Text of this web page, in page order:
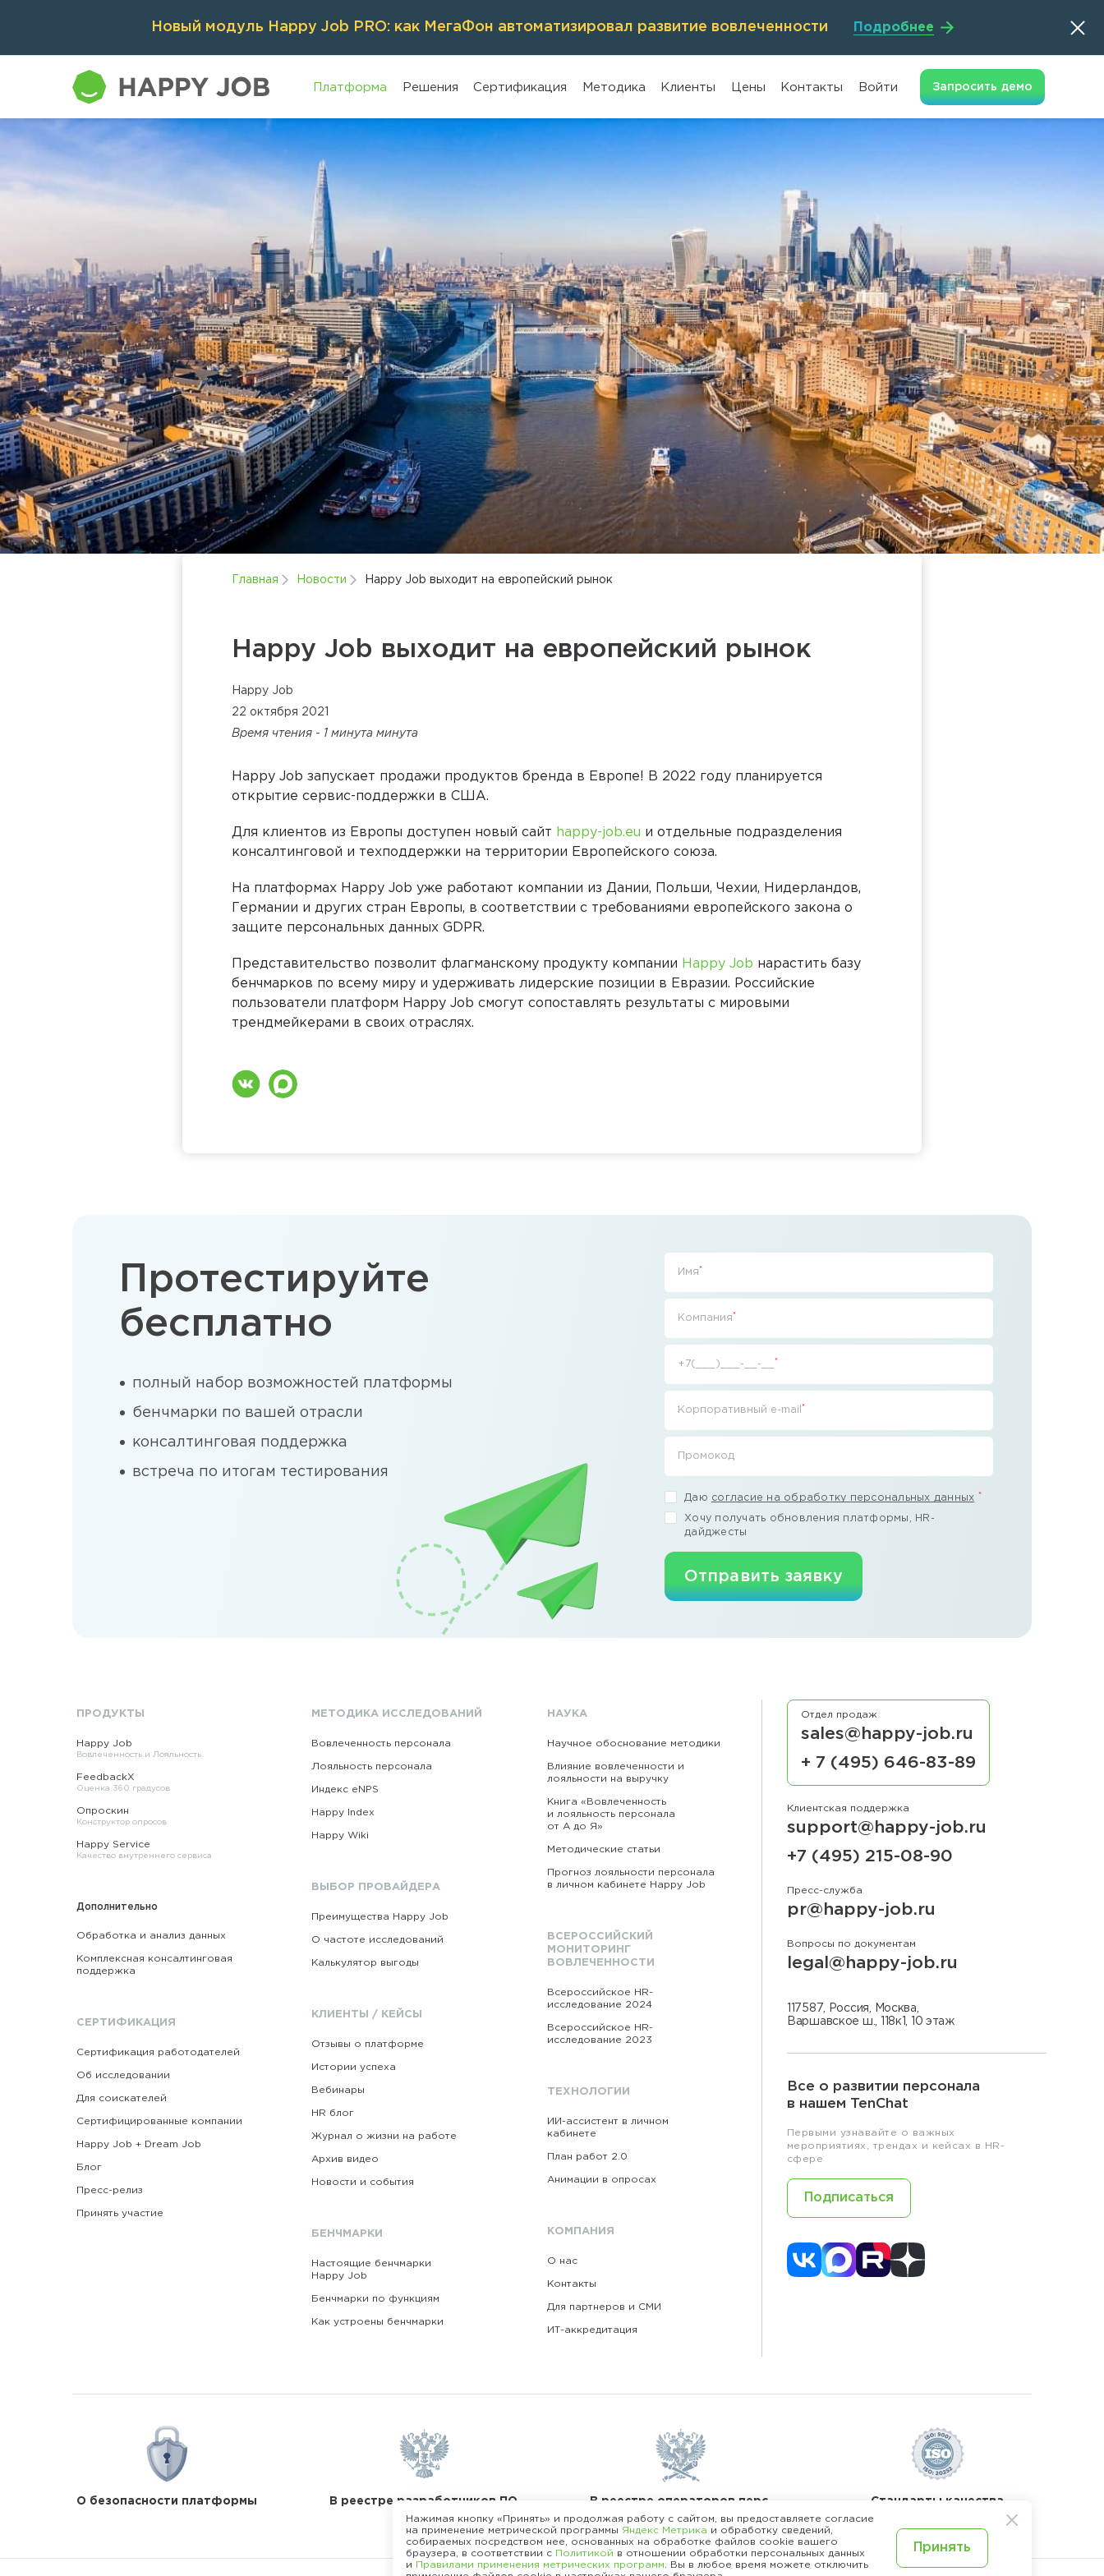
Новый модуль Happy Job PRO: как МегаФон автоматизировал развитие вовлеченности Подробнее
Платформа Решения Сертификация Методика Клиенты Цены Контакты Войти Запросить демо
Главная Новости Happy Job выходит на европейский рынок
Happy Job выходит на европейский рынок
Happy Job
22 октября 2021
Время чтения - 1 минута минута
Happy Job запускает продажи продуктов бренда в Европе! В 2022 году планируется
открытие сервис-поддержки в США.
Для клиентов из Европы доступен новый сайт happy-job.eu и отдельные подразделения
консалтинговой и техподдержки на территории Европейского союза.
На платформах Happy Job уже работают компании из Дании, Польши, Чехии, Нидерландов,
Германии и других стран Европы, в соответствии с требованиями европейского закона о
защите персональных данных GDPR.
Представительство позволит флагманскому продукту компании Happy Job нарастить базу
бенчмарков по всему миру и удерживать лидерские позиции в Евразии. Российские
пользователи платформ Happy Job смогут сопоставлять результаты с мировыми
трендмейкерами в своих отраслях.
Протестируйте
бесплатно
полный набор возможностей платформы
бенчмарки по вашей отрасли
консалтинговая поддержка
встреча по итогам тестирования
Имя*
Компания*
+7(___)___-__-__ *
Корпоративный e-mail *
Промокод
Даю согласие на обработку персональных данных *
Хочу получать обновления платформы, HR-
дайджесты
Отправить заявку
ПРОДУКТЫ
Happy Job
Вовлеченность и Лояльность
FeedbackX
Оценка 360 градусов
Опроскин
Конструктор опросов
Happy Service
Качество внутреннего сервиса
Дополнительно
Обработка и анализ данных
Комплексная консалтинговая
поддержка
СЕРТИФИКАЦИЯ
Сертификация работодателей
Об исследовании
Для соискателей
Сертифицированные компании
Happy Job + Dream Job
Блог
Пресс-релиз
Принять участие
МЕТОДИКА ИССЛЕДОВАНИЙ
Вовлеченность персонала
Лояльность персонала
Индекс eNPS
Happy Index
Happy Wiki
ВЫБОР ПРОВАЙДЕРА
Преимущества Happy Job
О частоте исследований
Калькулятор выгоды
КЛИЕНТЫ / КЕЙСЫ
Отзывы о платформе
Истории успеха
Вебинары
HR блог
Журнал о жизни на работе
Архив видео
Новости и события
БЕНЧМАРКИ
Настоящие бенчмарки
Happy Job
Бенчмарки по функциям
Как устроены бенчмарки
НАУКА
Научное обоснование методики
Влияние вовлеченности и
лояльности на выручку
Книга «Вовлеченность
и лояльность персонала
от А до Я»
Методические статьи
Прогноз лояльности персонала
в личном кабинете Happy Job
ВСЕРОССИЙСКИЙ
МОНИТОРИНГ
ВОВЛЕЧЕННОСТИ
Всероссийское HR-
исследование 2024
Всероссийское HR-
исследование 2023
ТЕХНОЛОГИИ
ИИ-ассистент в личном
кабинете
План работ 2.0
Анимации в опросах
КОМПАНИЯ
О нас
Контакты
Для партнеров и СМИ
ИТ-аккредитация
Отдел продаж
sales@happy-job.ru
+ 7 (495) 646-83-89
Клиентская поддержка
support@happy-job.ru
+7 (495) 215-08-90
Пресс-служба
pr@happy-job.ru
Вопросы по документам
legal@happy-job.ru
117587, Россия, Москва,
Варшавское ш., 118к1, 10 этаж
Все о развитии персонала
в нашем TenChat
Первыми узнавайте о важных
мероприятиях, трендах и кейсах в HR-
сфере
Подписаться
О безопасности платформы В реестре разработчиков ПО
В реестре операторов перс.
данных
Стандарты качества
Нажимая кнопку «Принять» и продолжая работу с сайтом, вы предоставляете согласие
на применение метрической программы Яндекс Метрика и обработку сведений,
собираемых посредством нее, основанных на обработке файлов cookie вашего
браузера, в соответствии с Политикой в отношении обработки персональных данных
и
Правилами применения метрических программ . Вы в любое время можете отключить
Принять